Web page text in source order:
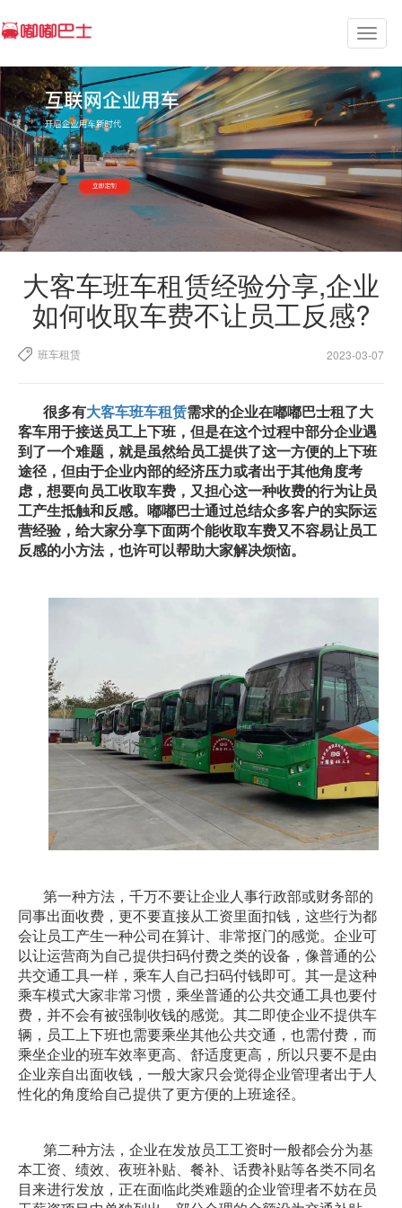
大客车班车租赁经验分享,企业
如何收取车费不让员工反感?
班车租赁 2023-03-07
很多有大客车班车租赁需求的企业在嘟嘟巴士租了大
客车用于接送员工上下班，但是在这个过程中部分企业遇
到了一个难题，就是虽然给员工提供了这一方便的上下班
途径，但由于企业内部的经济压力或者出于其他角度考
虑，想要向员工收取车费，又担心这一种收费的行为让员
工产生抵触和反感。嘟嘟巴士通过总结众多客户的实际运
营经验，给大家分享下面两个能收取车费又不容易让员工
反感的小方法，也许可以帮助大家解决烦恼。
第一种方法，千万不要让企业人事行政部或财务部的
同事出面收费，更不要直接从工资里面扣钱，这些行为都
会让员工产生一种公司在算计、非常抠门的感觉。企业可
以让运营商为自己提供扫码付费之类的设备，像普通的公
共交通工具一样，乘车人自己扫码付钱即可。其一是这种
乘车模式大家非常习惯，乘坐普通的公共交通工具也要付
费，并不会有被强制收钱的感觉。其二即使企业不提供车
辆，员工上下班也需要乘坐其他公共交通，也需付费，而
乘坐企业的班车效率更高、舒适度更高，所以只要不是由
企业亲自出面收钱，一般大家只会觉得企业管理者出于人
性化的角度给自己提供了更方便的上班途径。
第二种方法，企业在发放员工工资时一般都会分为基
本工资、绩效、夜班补贴、餐补、话费补贴等各类不同名
目来进行发放，正在面临此类难题的企业管理者不妨在员